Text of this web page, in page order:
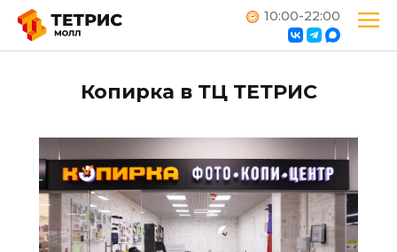
10:00-22:00
Копирка в ТЦ ТЕТРИС